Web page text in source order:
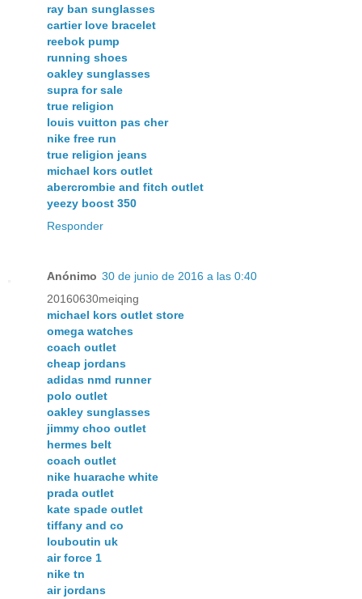
ray ban sunglasses
cartier love bracelet
reebok pump
running shoes
oakley sunglasses
supra for sale
true religion
louis vuitton pas cher
nike free run
true religion jeans
michael kors outlet
abercrombie and fitch outlet
yeezy boost 350
Responder
Anónimo 30 de junio de 2016 a las 0:40
20160630meiqing
michael kors outlet store
omega watches
coach outlet
cheap jordans
adidas nmd runner
polo outlet
oakley sunglasses
jimmy choo outlet
hermes belt
coach outlet
nike huarache white
prada outlet
kate spade outlet
tiffany and co
louboutin uk
air force 1
nike tn
air jordans